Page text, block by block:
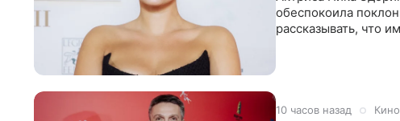
обеспокоила
рассказывать, что
10 часов назад